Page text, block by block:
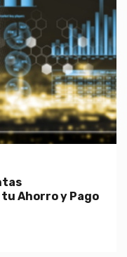
Ahorro y Pago